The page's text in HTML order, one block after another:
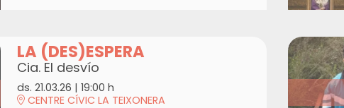
LA (DES)ESPERA
Cia. El desvío
ds. 21.03.26 | 19:00 h
CENTRE CÍVIC LA TEIXONERA